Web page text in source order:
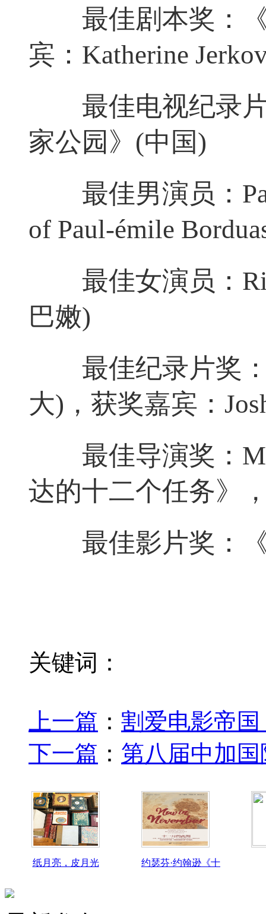
最佳剧本奖：《
宾：Katherine
最佳电视纪录片
家公园》(中国)
最佳男演员：
of Paul-émile
最佳女演员：
巴嫩)
最佳纪录片奖：
大)，获奖嘉宾：
最佳导演奖：
达的十二个任务》
最佳影片奖：《
关键词：
上一篇 ： 割爱电影帝
下一篇 ： 第八届中加
纸月亮，皮月光 约瑟芬·约翰逊《十